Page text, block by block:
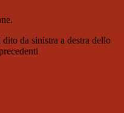
da sinistra a destra dello